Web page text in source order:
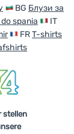
BG Блузи за
spania
IT
FRT-shirts
stellen